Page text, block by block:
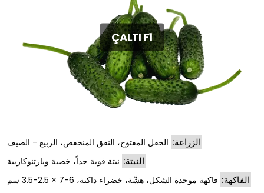
ÇALTI F1
الزراعة: الحقل المفتوح، النفق المنخفض، الربيع - الصيف
النبتة: نبتة قوية جداً، خصبة وبارتنوكاربية
الفاكهة: فاكهة موحدة الشكل، هشّة، خضراء داكنة، 6-7 × 2.5-3.5 سم